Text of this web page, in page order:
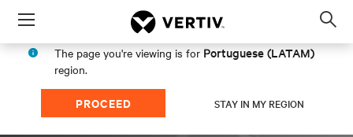
Menu
The page you're viewing is for Portuguese (LATAM)
region.
PROCEED STAY IN MY REGION